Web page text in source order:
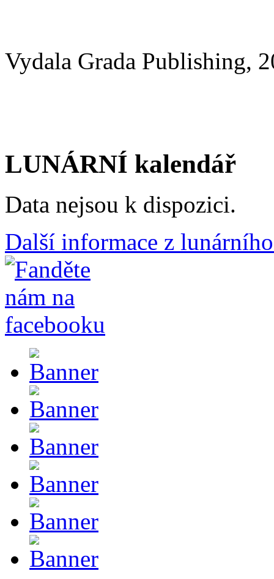
Vydala Grada Publishing,
LUNÁRNÍ kalendář
Data nejsou k dispozici.
Další informace z